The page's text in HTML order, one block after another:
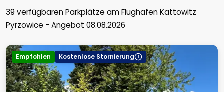
39 verfügbaren Parkplätze am Flughafen Kattowitz
Pyrzowice - Angebot 08.08.2026
Empfohlen Kostenlose Stornierung